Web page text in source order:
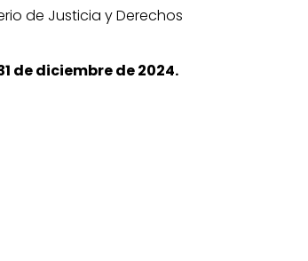
de Justicia y Derechos
de diciembre de 2024.